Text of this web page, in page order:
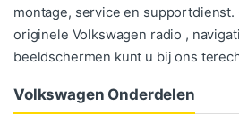
montage, service en supportdienst.
originele Volkswagen radio ,
beeldschermen kunt u bij ons
Volkswagen Onderdelen